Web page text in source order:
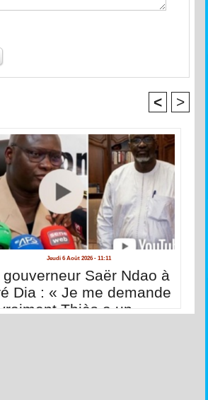
< >
Jeudi 6 Août 2026 - 11:11
gouverneur Saër Ndao à
Dia : « Je me demande
Thiès a un